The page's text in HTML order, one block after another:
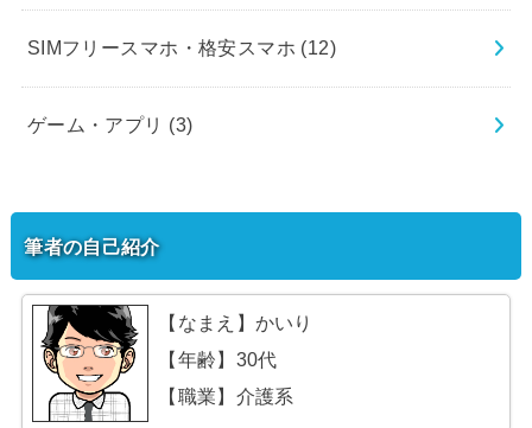
SIMフリースマホ・格安スマホ (12)
ゲーム・アプリ (3)
筆者の自己紹介
【なまえ】かいり
【年齢】30代
【職業】介護系